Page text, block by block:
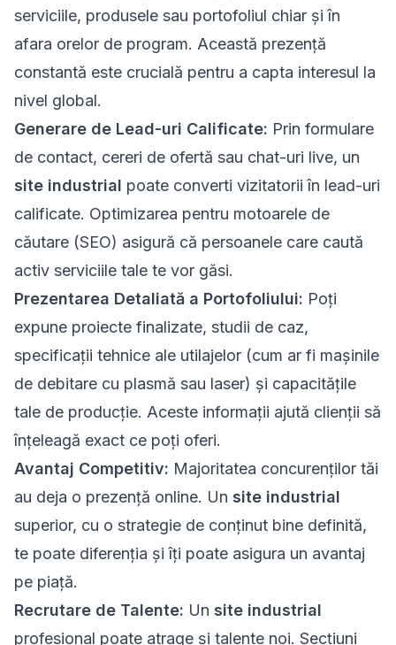
serviciile, produsele sau portofoliul chiar și în
afara orelor de program. Această prezență
constantă este crucială pentru a capta interesul la
nivel global.
Generare de Lead-uri Calificate: Prin formulare
de contact, cereri de ofertă sau chat-uri live, un
site industrial poate converti vizitatorii în lead-uri
calificate. Optimizarea pentru motoarele de
căutare (SEO) asigură că persoanele care caută
activ serviciile tale te vor găsi.
Prezentarea Detaliată a Portofoliului: Poți
expune proiecte finalizate, studii de caz,
specificații tehnice ale utilajelor (cum ar fi mașinile
de debitare cu plasmă sau laser) și capacitățile
tale de producție. Aceste informații ajută clienții să
înțeleagă exact ce poți oferi.
Avantaj Competitiv: Majoritatea concurenților tăi
au deja o prezență online. Un site industrial
superior, cu o strategie de conținut bine definită,
te poate diferenția și îți poate asigura un avantaj
pe piață.
Recrutare de Talente: Un site industrial
profesional poate atrage și talente noi. Secțiuni